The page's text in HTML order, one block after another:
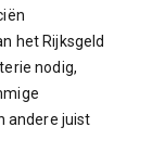
het Rijksgeld
nodig,
andere juist